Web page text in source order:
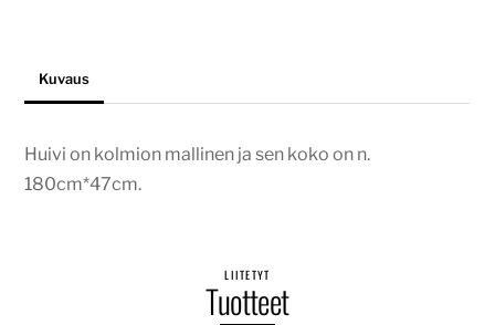
Kuvaus
Huivi on kolmion mallinen ja sen koko on n.
180cm*47cm.
LIITETYT
Tuotteet